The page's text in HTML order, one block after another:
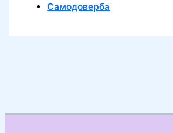
Самодоверба